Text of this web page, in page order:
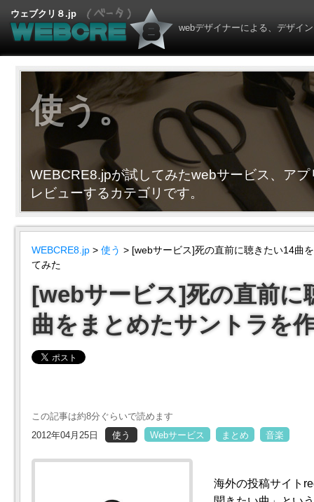
ウェブクリ８.jp
webデザイナーによる、デザイ
使う。
WEBCRE8.jpが試してみたwebサービス、アプ
レビューするカテゴリです。
WEBCRE8.jp > 使う > [webサービス]死の直前に聴きたい14曲
てみた
[webサービス]死の直前に
曲をまとめたサントラを
この記事は約8分ぐらいで読めます
2012年04月25日
使う Webサービス まとめ 音楽
海外の投稿サイト